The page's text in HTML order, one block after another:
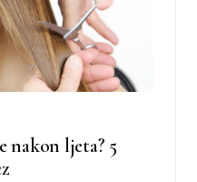
nakon ljeta? 5